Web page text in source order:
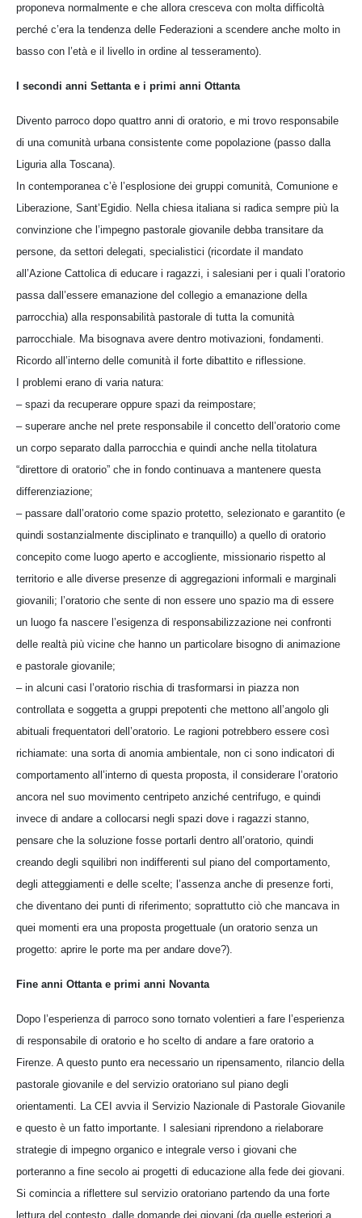
proponeva normalmente e che allora cresceva con molta difficoltà
perché c’era la tendenza delle Federazioni a scendere anche molto in
basso con l’età e il livello in ordine al tesseramento).
I secondi anni Settanta e i primi anni Ottanta
Divento parroco dopo quattro anni di oratorio, e mi trovo responsabile
di una comunità urbana consistente come popolazione (passo dalla
Liguria alla Toscana).
In contemporanea c’è l’esplosione dei gruppi comunità, Comunione e
Liberazione, Sant’Egidio. Nella chiesa italiana si radica sempre più la
convinzione che l’impegno pastorale giovanile debba transitare da
persone, da settori delegati, specialistici (ricordate il mandato
all’Azione Cattolica di educare i ragazzi, i salesiani per i quali l’oratorio
passa dall’essere emanazione del collegio a emanazione della
parrocchia) alla responsabilità pastorale di tutta la comunità
parrocchiale. Ma bisognava avere dentro motivazioni, fondamenti.
Ricordo all’interno delle comunità il forte dibattito e riflessione.
I problemi erano di varia natura:
– spazi da recuperare oppure spazi da reimpostare;
– superare anche nel prete responsabile il concetto dell’oratorio come
un corpo separato dalla parrocchia e quindi anche nella titolatura
“direttore di oratorio” che in fondo continuava a mantenere questa
differenziazione;
– passare dall’oratorio come spazio protetto, selezionato e garantito (e
quindi sostanzialmente disciplinato e tranquillo) a quello di oratorio
concepito come luogo aperto e accogliente, missionario rispetto al
territorio e alle diverse presenze di aggregazioni informali e marginali
giovanili; l’oratorio che sente di non essere uno spazio ma di essere
un luogo fa nascere l’esigenza di responsabilizzazione nei confronti
delle realtà più vicine che hanno un particolare bisogno di animazione
e pastorale giovanile;
– in alcuni casi l’oratorio rischia di trasformarsi in piazza non
controllata e soggetta a gruppi prepotenti che mettono all’angolo gli
abituali frequentatori dell’oratorio. Le ragioni potrebbero essere così
richiamate: una sorta di anomia ambientale, non ci sono indicatori di
comportamento all’interno di questa proposta, il considerare l’oratorio
ancora nel suo movimento centripeto anziché centrifugo, e quindi
invece di andare a collocarsi negli spazi dove i ragazzi stanno,
pensare che la soluzione fosse portarli dentro all’oratorio, quindi
creando degli squilibri non indifferenti sul piano del comportamento,
degli atteggiamenti e delle scelte; l’assenza anche di presenze forti,
che diventano dei punti di riferimento; soprattutto ciò che mancava in
quei momenti era una proposta progettuale (un oratorio senza un
progetto: aprire le porte ma per andare dove?).
Fine anni Ottanta e primi anni Novanta
Dopo l’esperienza di parroco sono tornato volentieri a fare l’esperienza
di responsabile di oratorio e ho scelto di andare a fare oratorio a
Firenze. A questo punto era necessario un ripensamento, rilancio della
pastorale giovanile e del servizio oratoriano sul piano degli
orientamenti. La CEI avvia il Servizio Nazionale di Pastorale Giovanile
e questo è un fatto importante. I salesiani riprendono a rielaborare
strategie di impegno organico e integrale verso i giovani che
porteranno a fine secolo ai progetti di educazione alla fede dei giovani.
Si comincia a riflettere sul servizio oratoriano partendo da una forte
lettura del contesto, dalle domande dei giovani (da quelle esteriori a